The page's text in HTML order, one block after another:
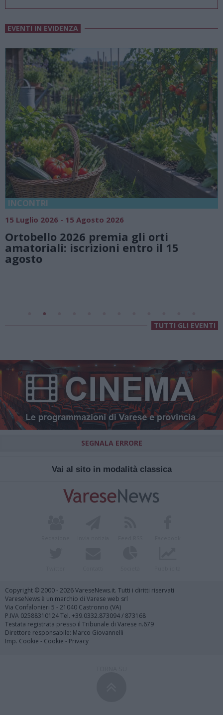
EVENTI IN EVIDENZA
18 Luglio 2026 - 15 Agosto 2026
Vivi l’estate a Villa Fogazzaro Roi.
natura e atmosfere senza tempo
Lago di Lugano
Valsolda
TUTTI GLI EVENTI
SEGNALA ERRORE
Vai al sito in modalità classica
Copyright © 2000 - 2026 VareseNews.it. Tutti i diritti riservati
VareseNews è un marchio di Varese web srl
Via Confalonieri 5 - 21040 Castronno (VA)
P.IVA 02588310124 Tel. +39.0332.873094 / 873168
Testata registrata presso il Tribunale di Varese n.679
Direttore responsabile: Marco Giovannelli
Imp. Cookie - Cookie - Privacy